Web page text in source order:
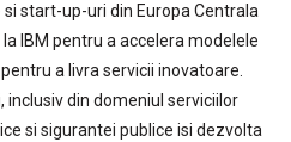
start-up-uri din Europa Centrala
IBM pentru a accelera modelele
a livra servicii inovatoare.
inclusiv din domeniul serviciilor
si sigurantei publice isi dezvolta